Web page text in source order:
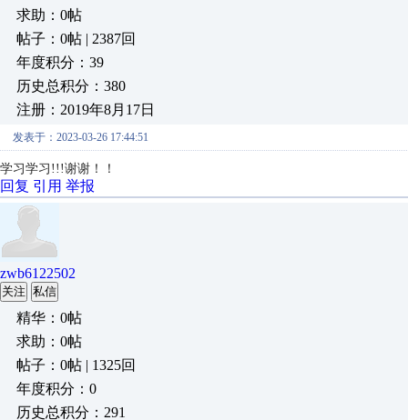
求助：0帖
帖子：0帖 | 2387回
年度积分：39
历史总积分：380
注册：2019年8月17日
发表于：2023-03-26 17:44:51
学习学习!!!谢谢！！
回复 引用 举报
zwb6122502
关注 私信
精华：0帖
求助：0帖
帖子：0帖 | 1325回
年度积分：0
历史总积分：291